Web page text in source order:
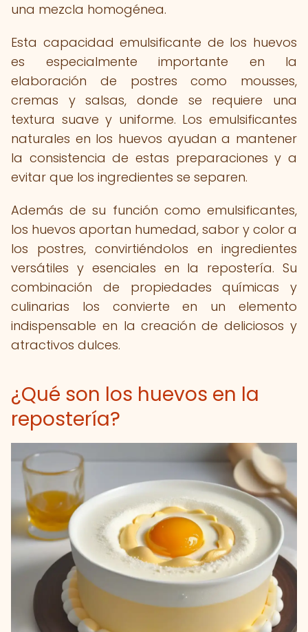
una mezcla homogénea.
Esta capacidad emulsificante de los huevos
es especialmente importante en la
elaboración de postres como mousses,
cremas y salsas, donde se requiere una
textura suave y uniforme. Los emulsificantes
naturales en los huevos ayudan a mantener
la consistencia de estas preparaciones y a
evitar que los ingredientes se separen.
Además de su función como emulsificantes,
los huevos aportan humedad, sabor y color a
los postres, convirtiéndolos en ingredientes
versátiles y esenciales en la repostería. Su
combinación de propiedades químicas y
culinarias los convierte en un elemento
indispensable en la creación de deliciosos y
atractivos dulces.
¿Qué son los huevos en la
repostería?